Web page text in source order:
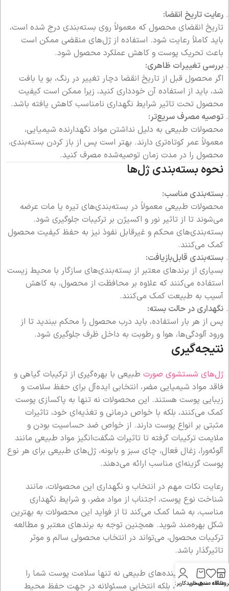
رعایت تاریخ انقضا:
تاریخ انقضای محصول که معمولاً روی بسته‌بندی درج شده است،
باید کاملاً رعایت شود. استفاده از ژل‌های منقضی ممکن است
باعث تحریک پوست و کاهش عملکرد محصول شود.
بررسی تغییرات ظاهری:
اگر محصول قبل از تاریخ انقضا دچار تغییر در رنگ، بو یا بافت
شد، باید از استفاده آن خودداری کنید، زیرا ممکن است کیفیت
محصول تحت تاثیر شرایط نگهداری نامناسب کاهش یافته باشد.
توصیه مصرف سریع‌تر:
محصولات طبیعی به دلیل نداشتن مواد نگهدارنده شیمیایی،
معمولاً عمر کوتاه‌تری دارند. بهتر است پس از باز کردن بسته‌بندی،
محصول را در مدت زمان توصیه‌شده مصرف کنید.
نحوه بسته‌بندی ژل‌ها
بسته‌بندی مناسب:
محصولات طبیعی معمولاً در بسته‌بندی‌های تیره یا مات عرضه
می‌شوند تا از تاثیر نور و اکسیژن بر ترکیبات جلوگیری شود.
بسته‌بندی‌های محکم و غیرقابل نفوذ نیز به حفظ کیفیت محصول
کمک می‌کنند.
بسته‌بندی قابل‌بازیافت:
بسیاری از برندهای معتبر از بسته‌بندی‌های سازگار با محیط زیست
استفاده می‌کنند که علاوه بر محافظت از محصول، به کاهش
آسیب به طبیعت کمک می‌کنند.
نگهداری در حالت بسته:
پس از هر بار استفاده، باید درب محصول را محکم ببندید تا از
ورود آلودگی‌ها، هوا و رطوبت به داخل ظرف جلوگیری شود.
نتیجه‌گیری
ژل‌های شستشوی صورت طبیعی با بهره‌گیری از ترکیبات گیاهی و
فاقد مواد شیمیایی مضر، انتخابی ایده‌آل برای حفظ سلامت و
زیبایی پوست هستند. این محصولات نه تنها به پاکسازی پوست
کمک می‌کنند، بلکه با خواص درمانی و تغذیه‌ای خود، تاثیرات
مثبتی بر انواع پوست دارند. از خواص ضد حساسیت بودن و
ملایمت ترکیبات گرفته تا تاثیرات شگفت‌انگیز مواد طبیعی مانند
آلوئه‌ورا، زغال فعال، چای سبز و بابونه، ژل‌های طبیعی برای هر نوع
پوست گزینه‌ای مناسب ارائه می‌دهند.
رعایت نکات مهم در انتخاب و نگهداری این محصولات، مانند
شناخت نوع پوست، اجتناب از مواد مضر، و شرایط نگهداری
مناسب، به شما کمک می‌کند تا از فواید این محصولات به بهترین
شکل بهره‌مند شوید. همچنین توجه به برندهای معتبر و مطالعه
ترکیبات محصول، می‌تواند در انتخاب محصولی سالم و موثر
تاثیرگذار باشد.
استفاده از شوینده‌های طبیعی نه تنها سلامت پوست شما را
تضمین می‌کند، بلکه انتخابی مسئولانه در جهت حفظ محیط
علاقه مندیسبد خرید
حساب کاربری من